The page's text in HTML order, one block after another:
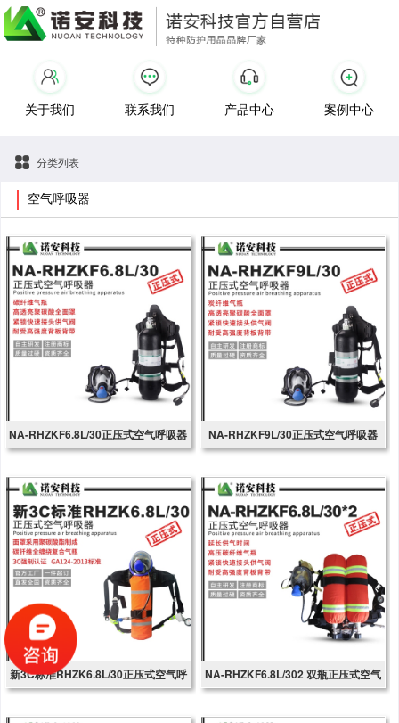
关于我们 联系我们 产品中心 案例中心
分类列表
空气呼吸器
NA-RHZKF6.8L/30正压式空气呼吸器 NA-RHZKF9L/30正压式空气呼吸器
新3C标准RHZK6.8L/30正压式空气呼
NA-RHZKF6.8L/302 双瓶正压式空气